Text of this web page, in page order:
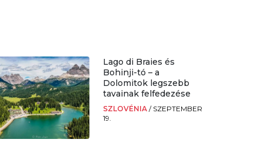
Lago di Braies és
Bohinji-tó – a
Dolomitok legszebb
tavainak felfedezése
SZLOVÉNIA / SZEPTEMBER
19.